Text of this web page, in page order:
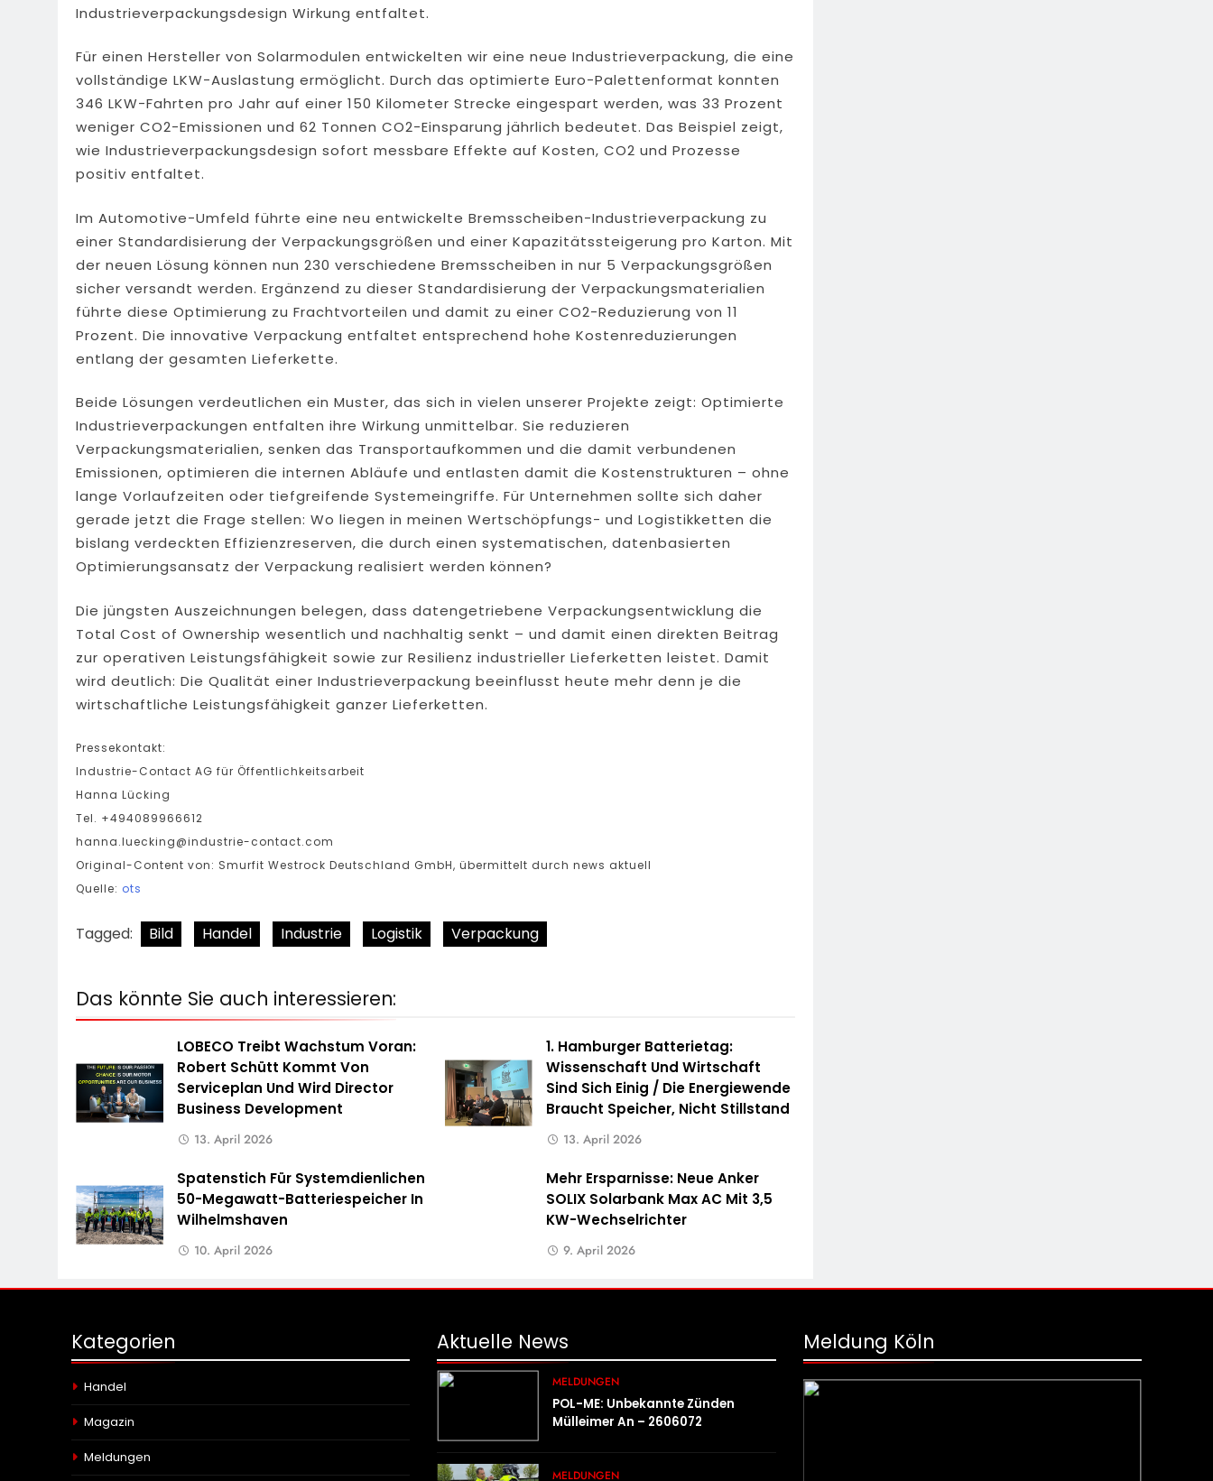
Industrieverpackungsdesign Wirkung entfaltet.
Für einen Hersteller von Solarmodulen entwickelten wir eine neue Industrieverpackung, die eine
vollständige LKW-Auslastung ermöglicht. Durch das optimierte Euro-Palettenformat konnten
346 LKW-Fahrten pro Jahr auf einer 150 Kilometer Strecke eingespart werden, was 33 Prozent
weniger CO2-Emissionen und 62 Tonnen CO2-Einsparung jährlich bedeutet. Das Beispiel zeigt,
wie Industrieverpackungsdesign sofort messbare Effekte auf Kosten, CO2 und Prozesse
positiv entfaltet.
Im Automotive-Umfeld führte eine neu entwickelte Bremsscheiben-Industrieverpackung zu
einer Standardisierung der Verpackungsgrößen und einer Kapazitätssteigerung pro Karton. Mit
der neuen Lösung können nun 230 verschiedene Bremsscheiben in nur 5 Verpackungsgrößen
sicher versandt werden. Ergänzend zu dieser Standardisierung der Verpackungsmaterialien
führte diese Optimierung zu Frachtvorteilen und damit zu einer CO2-Reduzierung von 11
Prozent. Die innovative Verpackung entfaltet entsprechend hohe Kostenreduzierungen
entlang der gesamten Lieferkette.
Beide Lösungen verdeutlichen ein Muster, das sich in vielen unserer Projekte zeigt: Optimierte
Industrieverpackungen entfalten ihre Wirkung unmittelbar. Sie reduzieren
Verpackungsmaterialien, senken das Transportaufkommen und die damit verbundenen
Emissionen, optimieren die internen Abläufe und entlasten damit die Kostenstrukturen – ohne
lange Vorlaufzeiten oder tiefgreifende Systemeingriffe. Für Unternehmen sollte sich daher
gerade jetzt die Frage stellen: Wo liegen in meinen Wertschöpfungs- und Logistikketten die
bislang verdeckten Effizienzreserven, die durch einen systematischen, datenbasierten
Optimierungsansatz der Verpackung realisiert werden können?
Die jüngsten Auszeichnungen belegen, dass datengetriebene Verpackungsentwicklung die
Total Cost of Ownership wesentlich und nachhaltig senkt – und damit einen direkten Beitrag
zur operativen Leistungsfähigkeit sowie zur Resilienz industrieller Lieferketten leistet. Damit
wird deutlich: Die Qualität einer Industrieverpackung beeinflusst heute mehr denn je die
wirtschaftliche Leistungsfähigkeit ganzer Lieferketten.
Pressekontakt:
Industrie-Contact AG für Öffentlichkeitsarbeit
Hanna Lücking
Tel. +494089966612
hanna.luecking@industrie-contact.com
Original-Content von: Smurfit Westrock Deutschland GmbH, übermittelt durch news aktuell
Quelle: ots
Tagged: Bild Handel Industrie Logistik Verpackung
Das könnte Sie auch interessieren:
LOBECO Treibt Wachstum Voran:
Robert Schütt Kommt Von
Serviceplan Und Wird Director
Business Development
13. April 2026
1. Hamburger Batterietag:
Wissenschaft Und Wirtschaft
Sind Sich Einig / Die Energiewende
Braucht Speicher, Nicht Stillstand
13. April 2026
Spatenstich Für Systemdienlichen
50-Megawatt-Batteriespeicher In
Wilhelmshaven
10. April 2026
Mehr Ersparnisse: Neue Anker
SOLIX Solarbank Max AC Mit 3,5
KW-Wechselrichter
9. April 2026
Kategorien
Handel
Magazin
Meldungen
Aktuelle News
MELDUNGEN
POL-ME: Unbekannte Zünden
Mülleimer An – 2606072
MELDUNGEN
Meldung Köln